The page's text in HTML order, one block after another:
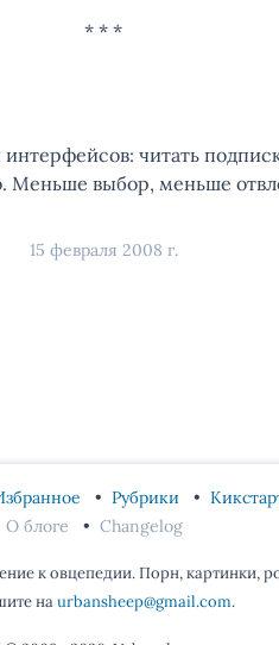
читать
Меньше выбор, меньше
15 февраля 2008 г.
Рубрики
О блоге
Changelog
к овцепедии. Порн, картинки,
наurbansheep@gmail.com.